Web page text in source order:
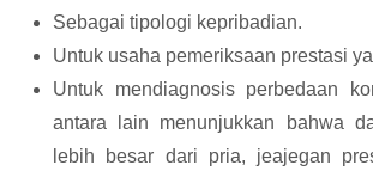
Sebagai tipologi kepribadian.
Untuk usaha pemeriksaan prestasi
Untuk mendiagnosis perbedaan
antara lain menunjukkan bahwa
lebih besar dari pria, jeajegan